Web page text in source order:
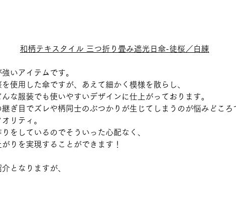
和柄テキスタイル 三つ折り畳み遮光日傘-徒桜／白練
いアイテムです。
使用した傘ですが、あえて細かく模様を散らし、
な服装でも使いやすいデザインに仕上がっております。
ぎ目でズレや柄同士のぶつかりが生じてしまうのが悩みどころ
リティ。
をしているのでそういった心配なく、
りを実現することができます！
となりますが、